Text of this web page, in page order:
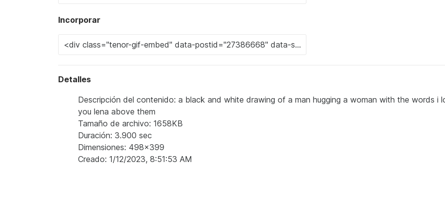
Incorporar
Detalles
Descripción del contenido: a black and white drawing of a man hugging a woman with the words i
you lena above them
Tamaño de archivo: 1658KB
Duración: 3.900 sec
Dimensiones: 498x399
Creado: 1/12/2023, 8:51:53 AM